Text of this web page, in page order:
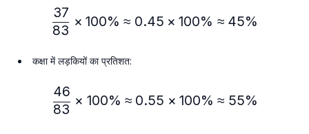
\frac{37}{83} × 100\%≈
83
37
× 100% ≈ 0.45 × 100% ≈ 45%
कक्षा में लड़कियों का प्रतिशत:
\frac{46}{83} × 100\%
83
46
× 100% ≈ 0.55 × 100% ≈ 55%